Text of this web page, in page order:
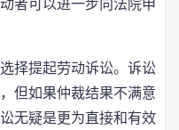
者可以进一步向法院申
择提起劳动诉讼。诉讼
但如果仲裁结果不满意
无疑是更为直接和有效